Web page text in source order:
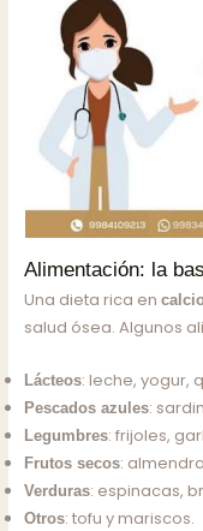
Alimentación: la
Una dieta rica en
salud ósea. Algunos
Lácteos: leche, yogur,
Pescados azules:
Legumbres: frijoles,
Frutos secos:
Verduras: espinacas,
Otros: tofu y mariscos.